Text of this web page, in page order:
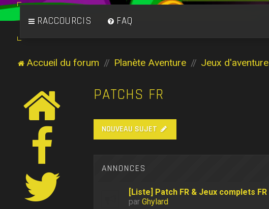
RACCOURCIS FAQ
Accueil du forum Planète Aventure Jeux d'aventure
PATCHS FR
NOUVEAU SUJET
ANNONCES
[Liste] Patch FR & Jeux complets FR
par Ghylard